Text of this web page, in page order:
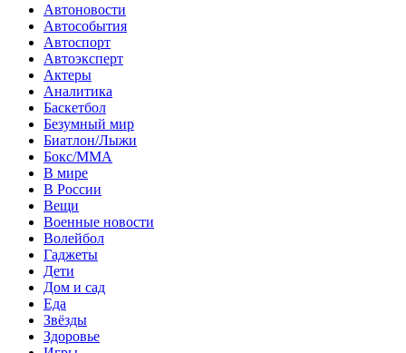
Автоновости
Автособытия
Автоспорт
Автоэксперт
Актеры
Аналитика
Баскетбол
Безумный мир
Биатлон/Лыжи
Бокс/MMA
В мире
В России
Вещи
Военные новости
Волейбол
Гаджеты
Дети
Дом и сад
Еда
Звёзды
Здоровье